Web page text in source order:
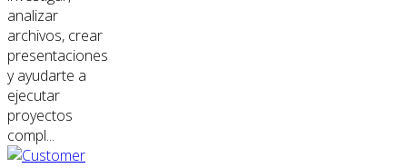
analizar
archivos, crear
presentaciones
y ayudarte a
ejecutar
proyectos
compl...